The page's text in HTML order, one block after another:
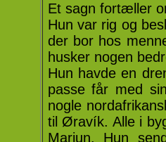
Et sagn fortæller
Hun var rig og
der bor hos
husker nogen
Hun havde en
passe får med
nogle
til Øravík. Alle i
Marjun. Hun